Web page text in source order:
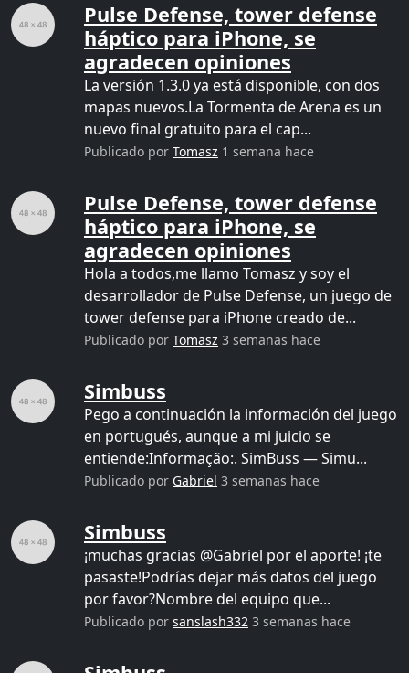
Pulse Defense, tower defense
háptico para iPhone, se
agradecen opiniones
La versión 1.3.0 ya está disponible, con dos
mapas nuevos.La Tormenta de Arena es un
nuevo final gratuito para el cap...
Publicado por Tomasz 1 semana hace
Pulse Defense, tower defense
háptico para iPhone, se
agradecen opiniones
Hola a todos,me llamo Tomasz y soy el
desarrollador de Pulse Defense, un juego de
tower defense para iPhone creado de...
Publicado por Tomasz 3 semanas hace
Simbuss
Pego a continuación la información del juego
en portugués, aunque a mi juicio se
entiende:Informação:. SimBuss — Simu...
Publicado por Gabriel 3 semanas hace
Simbuss
¡muchas gracias @Gabriel por el aporte! ¡te
pasaste!Podrías dejar más datos del juego
por favor?Nombre del equipo que...
Publicado por sanslash332 3 semanas hace